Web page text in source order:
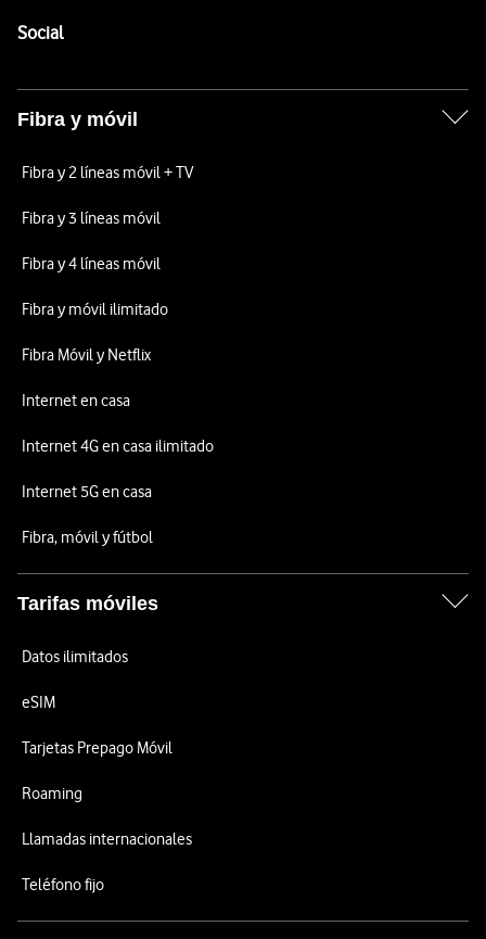
SocialEnlaces a las redes sociales de Vodafone
Fibra y móvil
Fibra y 2 líneas móvil + TV
Fibra y 3 líneas móvil
Fibra y 4 líneas móvil
Fibra y móvil ilimitado
Fibra Móvil y Netflix
Internet en casa
Internet 4G en casa ilimitado
Internet 5G en casa
Fibra, móvil y fútbol
Tarifas móviles
Datos ilimitados
eSIM
Tarjetas Prepago Móvil
Roaming
Llamadas internacionales
Teléfono fijo